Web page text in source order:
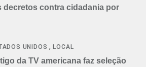
decretos contra cidadania por
UNIDOS ,LOCAL
da TV americana faz seleção